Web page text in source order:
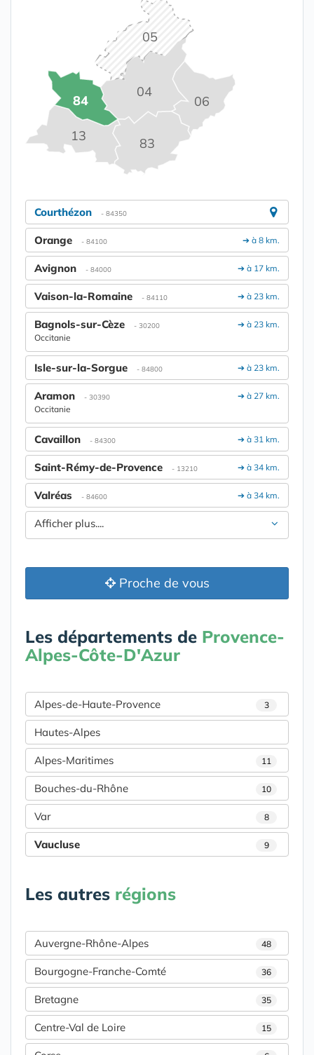
04
05
06
13 83
84
Courthézon - 84350
➔ à 8 km.
Orange - 84100
➔ à 17 km.
Avignon - 84000
➔ à 23 km.
Vaison-la-Romaine - 84110
➔ à 23 km.
Bagnols-sur-Cèze - 30200
Occitanie
➔ à 23 km.
Isle-sur-la-Sorgue - 84800
➔ à 27 km.
Aramon - 30390
Occitanie
➔ à 31 km.
Cavaillon - 84300
➔ à 34 km.
Saint-Rémy-de-Provence - 13210
➔ à 34 km.
Valréas - 84600
Afficher plus....
Proche de vous
Les départements de Provence-
Alpes-Côte-D'Azur
Alpes-de-Haute-Provence 3
Hautes-Alpes
Alpes-Maritimes 11
Bouches-du-Rhône 10
Var 8
Vaucluse 9
Les autres régions
Auvergne-Rhône-Alpes 48
Bourgogne-Franche-Comté 36
Bretagne 35
Centre-Val de Loire 15